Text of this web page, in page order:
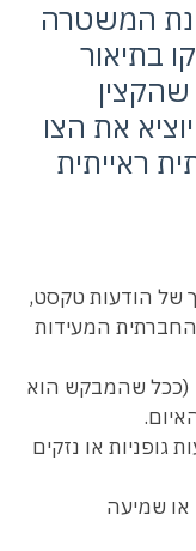
המשטרה
את הצו
ראייתית
הודעות טקסט,
המעידות
שהמבקש הוא
או נזקים
שמיעה